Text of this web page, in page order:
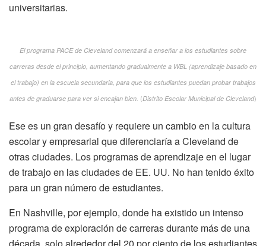
universitarias.
El programa PACE de Cleveland comenzará a enseñar a los estudiantes sobre
carreras desde el principio, aumentando gradualmente a WBL (aprendizaje basado en
el trabajo) en la escuela secundaria, para que los estudiantes puedan probar trabajos
antes de graduarse para ver si encajan bien. (Distrito Escolar Municipal de Cleveland)
Ese es un gran desafío y requiere un cambio en la cultura
escolar y empresarial que diferenciaría a Cleveland de
otras ciudades. Los programas de aprendizaje en el lugar
de trabajo en las ciudades de EE. UU. No han tenido éxito
para un gran número de estudiantes.
En Nashville, por ejemplo, donde ha existido un intenso
programa de exploración de carreras durante más de una